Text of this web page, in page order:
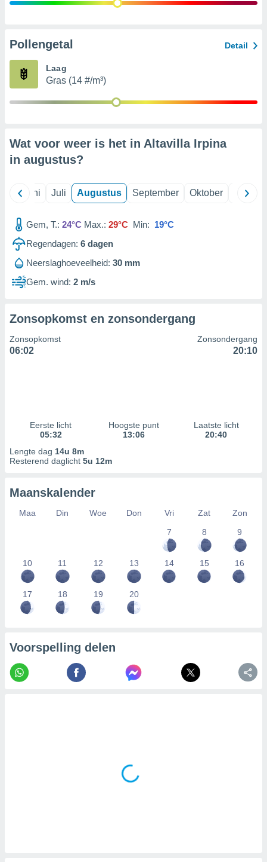
Pollengetal Detail
Laag
Gras (14 #/m³)
Wat voor weer is het in Altavilla Irpina
in augustus?
Juni Juli Augustus September Oktober
Gem, T.: 24°C Max.: 29°C Min: 19°C
Regendagen: 6 dagen
Neerslaghoeveelheid: 30 mm
Gem. wind: 2 m/s
Zonsopkomst en zonsondergang
Zonsopkomst
06:02
Zonsondergang
20:10
Eerste licht
05:32
Hoogste punt
13:06
Laatste licht
20:40
Lengte dag 14u 8m
Resterend daglicht 5u 12m
Maanskalender
Maa Din Woe Don Vri Zat
Zon
7
8 9
10 11 12 13 14 15 16
17 18 19 20
Voorspelling delen